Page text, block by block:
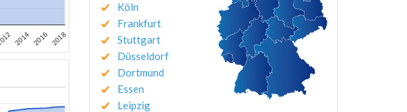
2014 2016 2018
Köln
Frankfurt
Stuttgart
Düsseldorf
Dortmund
Essen
Leipzig